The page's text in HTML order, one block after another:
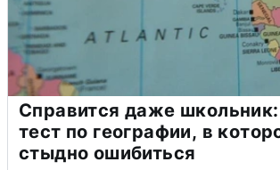
Справится даже
тест по географии, в
стыдно ошибиться